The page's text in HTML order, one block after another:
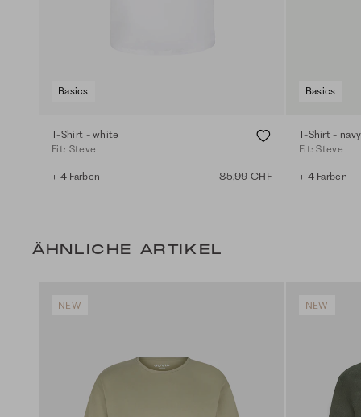
Basics
T-Shirt - white
Fit: Steve
+ 4 Farben 85,99 CHF
Basics
T-Shirt - navy
Fit: Steve
+ 4 Farben
ÄHNLICHE ARTIKEL
NEW NEW